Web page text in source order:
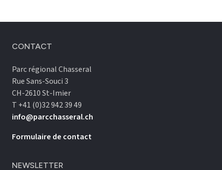
CONTACT
Parc régional Chasseral
Rue Sans-Souci 3
CH-2610 St-Imier
T +41 (0)32 942 39 49
info@parcchasseral.ch
Formulaire de contact
NEWSLETTER